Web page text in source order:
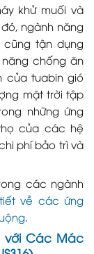
khử muối và
ngành năng
tận dụng
chống ăn
của tuabin gió
mặt trời tập
những ứng
của các hệ
phí bảo trì và
các ngành
về các ứng
với Các Mác